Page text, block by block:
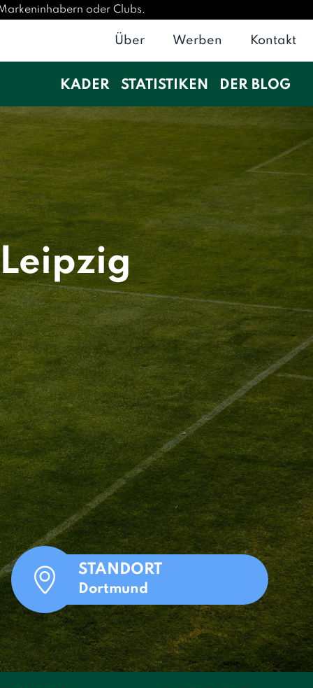
oder Clubs.
Über Werben Kontakt
KADER STATISTIKEN DER BLOG
STANDORT
Dortmund